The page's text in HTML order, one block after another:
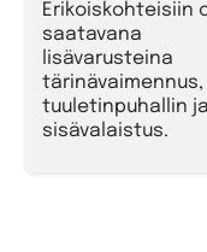
Erikoiskohteisiin
saatavana
lisävarusteina
tärinävaimennus,
tuuletinpuhallin ja
sisävalaistus.